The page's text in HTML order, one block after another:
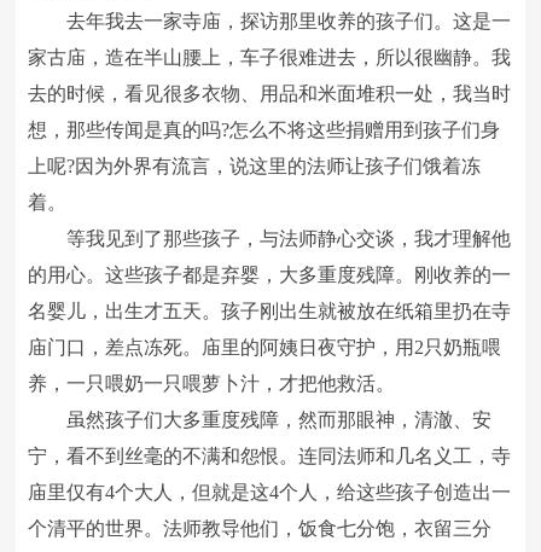
去年我去一家寺庙，探访那里收养的孩子们。这是一
家古庙，造在半山腰上，车子很难进去，所以很幽静。我
去的时候，看见很多衣物、用品和米面堆积一处，我当时
想，那些传闻是真的吗?怎么不将这些捐赠用到孩子们身
上呢?因为外界有流言，说这里的法师让孩子们饿着冻
着。
等我见到了那些孩子，与法师静心交谈，我才理解他
的用心。这些孩子都是弃婴，大多重度残障。刚收养的一
名婴儿，出生才五天。孩子刚出生就被放在纸箱里扔在寺
庙门口，差点冻死。庙里的阿姨日夜守护，用2只奶瓶喂
养，一只喂奶一只喂萝卜汁，才把他救活。
虽然孩子们大多重度残障，然而那眼神，清澈、安
宁，看不到丝毫的不满和怨恨。连同法师和几名义工，寺
庙里仅有4个大人，但就是这4个人，给这些孩子创造出一
个清平的世界。法师教导他们，饭食七分饱，衣留三分